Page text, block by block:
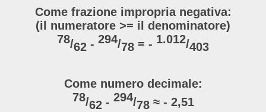
Come frazione impropria negativa:
(il numeratore >= il denominatore)
78/62 - 294/78 = - 1.012/403
Come numero decimale:
78/62 - 294/78≈ - 2,51